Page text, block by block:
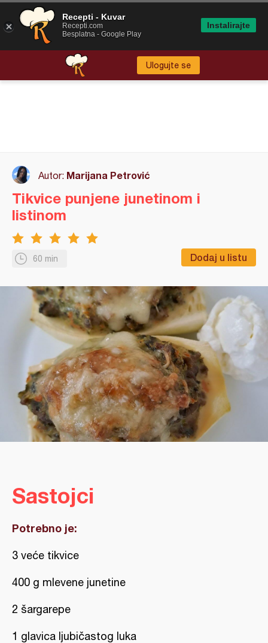
Ulogujte se
Autor: Marijana Petrović
60 min Dodaj u listu
Tikvice punjene junetinom i
listinom
Sastojci
Potrebno je:
3 veće tikvice
400 g mlevene junetine
2 šargarepe
1 glavica ljubičastog luka
Recepti - Kuvar
Recepti.com
Besplatna - Google Play
Instalirajte